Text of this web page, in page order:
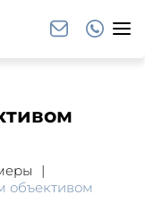
объективом